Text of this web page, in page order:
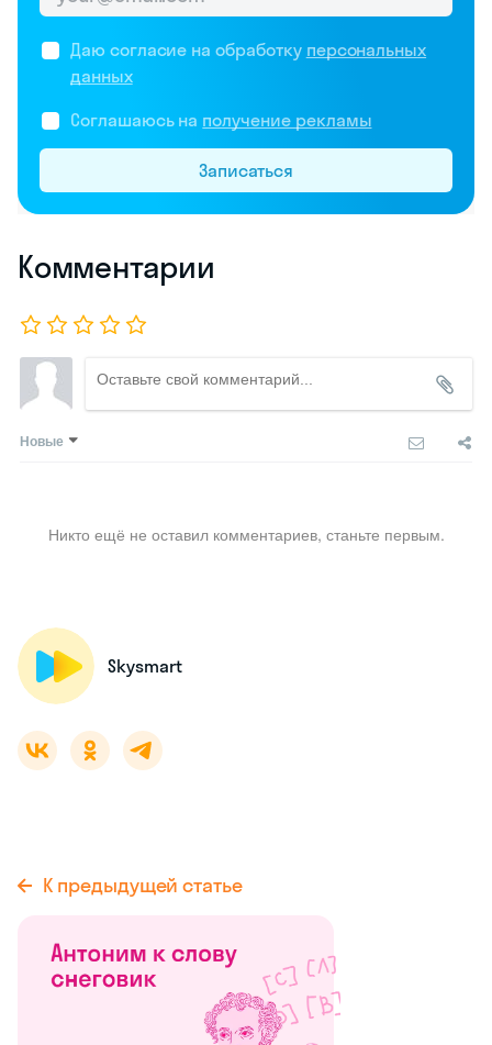
Даю согласие на обработку персональных
данных
Соглашаюсь на получение рекламы
Записаться
Комментарии
Новые
Никто ещё не оставил комментариев, станьте первым.
Skysmart
К предыдущей статье